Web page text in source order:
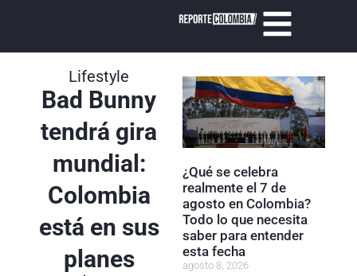
Lifestyle
Bad Bunny
tendrá gira
mundial:
Colombia
está en sus
planes
¿Qué se celebra
realmente el 7 de
agosto en Colombia?
Todo lo que necesita
saber para entender
esta fecha
agosto 8, 2026